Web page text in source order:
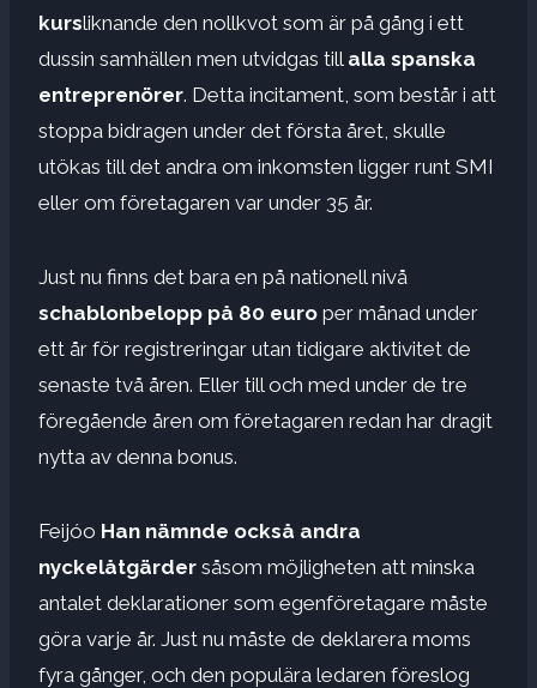
kursliknande den nollkvot som är på gång i ett
dussin samhällen men utvidgas till alla spanska
entreprenörer. Detta incitament, som består i att
stoppa bidragen under det första året, skulle
utökas till det andra om inkomsten ligger runt SMI
eller om företagaren var under 35 år.
Just nu finns det bara en på nationell nivå
schablonbelopp på 80 euro per månad under
ett år för registreringar utan tidigare aktivitet de
senaste två åren. Eller till och med under de tre
föregående åren om företagaren redan har dragit
nytta av denna bonus.
Feijóo Han nämnde också andra
nyckelåtgärder såsom möjligheten att minska
antalet deklarationer som egenföretagare måste
göra varje år. Just nu måste de deklarera moms
fyra gånger, och den populära ledaren föreslog